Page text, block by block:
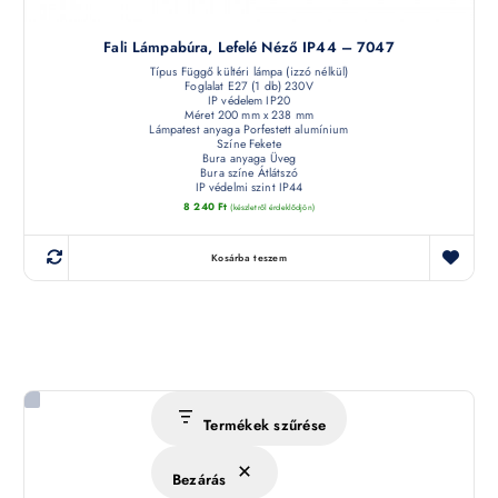
Fali Lámpabúra, Lefelé Néző IP44 – 7047
Típus Függő kültéri lámpa (izzó nélkül)
Foglalat E27 (1 db) 230V
IP védelem IP20
Méret 200 mm x 238 mm
Lámpatest anyaga Porfestett alumínium
Színe Fekete
Bura anyaga Üveg
Bura színe Átlátszó
IP védelmi szint IP44
8 240 Ft (készletről érdeklődjön)
Kosárba teszem
Termékek szűrése
Bezárás